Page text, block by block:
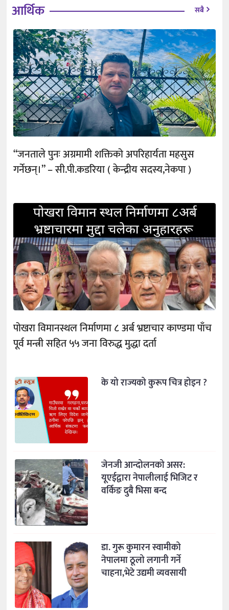
आर्थिक सबै
“जनताले पुनः अग्रमामी शक्तिको अपरिहार्यता महसुस
गर्नेछन्।” – सी.पी.कडरिया ( केन्द्रीय सदस्य,नेकपा )
पोखरा विमानस्थल निर्माणमा ८ अर्ब भ्रष्टाचार काण्डमा पाँच
पूर्व मन्त्री सहित ५५ जना विरुद्ध मुद्धा दर्ता
के यो राज्यको कुरूप चित्र होइन ?
जेनजी आन्दोलनको असर:
यूएईद्वारा नेपालीलाई भिजिट र
वर्किङ दुबै भिसा बन्द
डा. गुरू कुमारन स्वामीको
नेपालमा ठूलो लगानी गर्ने
चाहना,भेटे उद्यमी व्यवसायी